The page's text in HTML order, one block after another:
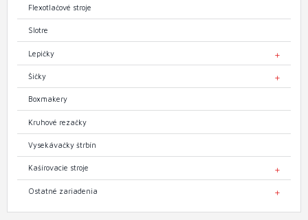
Flexotlačové stroje
Slotre
Lepičky
Šičky
Boxmakery
Kruhové rezačky
Vysekávačky štrbín
Kašírovacie stroje
Ostatné zariadenia